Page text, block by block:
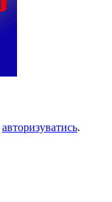
авторизуватись.